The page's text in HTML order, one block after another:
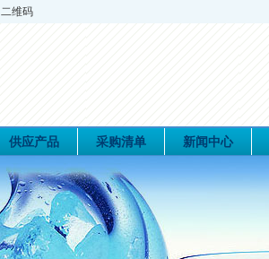
二维码
供应产品 采购清单 新闻中心